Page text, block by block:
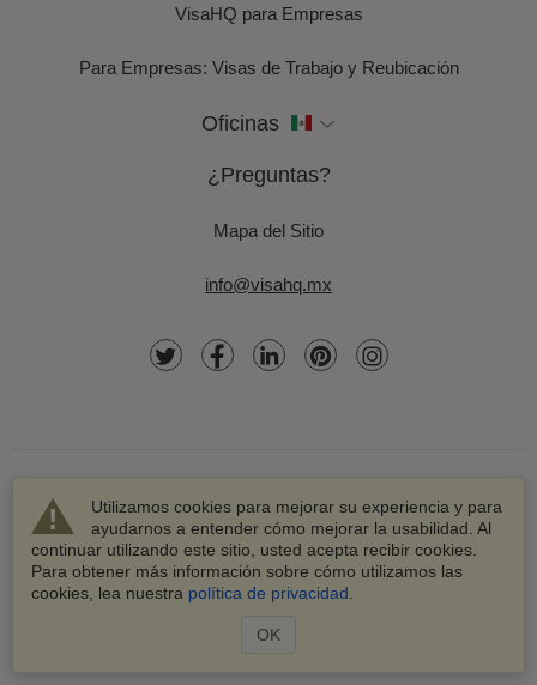
Utilizamos cookies para mejorar su experiencia y para
ayudarnos a entender cómo mejorar la usabilidad. Al
continuar utilizando este sitio, usted acepta recibir cookies.
Para obtener más información sobre cómo utilizamos las
cookies, lea nuestra política de privacidad
OK
VisaHQ para Empresas
Para Empresas: Visas de Trabajo y Reubicación
Oficinas
¿Preguntas?
Mapa del Sitio
info@visahq.mx
© 2003-2026 VisaHQ.com, Inc. Todos los derechos
reservados.
VisaHQ y el logotipo de VisaHQ son marcas registradas de
VisaHQ.com, Inc.